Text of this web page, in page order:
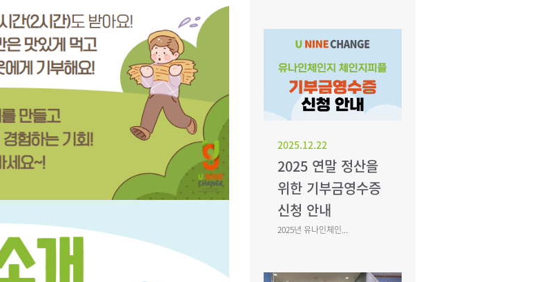
2025.12.22
2025 연말 정산을
위한 기부금영수증
신청 안내
2025년 유나인체인...